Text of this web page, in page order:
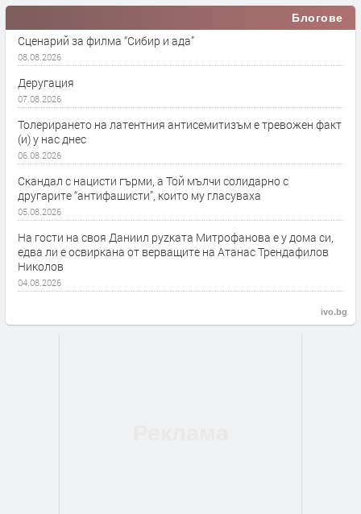
Блогове
Сценарий за филма “Сибир и ада”
08.08.2026
Деругация
07.08.2026
Толерирането на латентния антисемитизъм е тревожен факт
(и) у нас днес
06.08.2026
Скандал с нацисти гърми, а Той мълчи солидарно с
другарите “антифашисти”, които му гласуваха
05.08.2026
На гости на своя Даниил руzката Митрофанова е у дома си,
едва ли е освиркана от верващите на Атанас Трендафилов
Николов
04.08.2026
ivo.bg